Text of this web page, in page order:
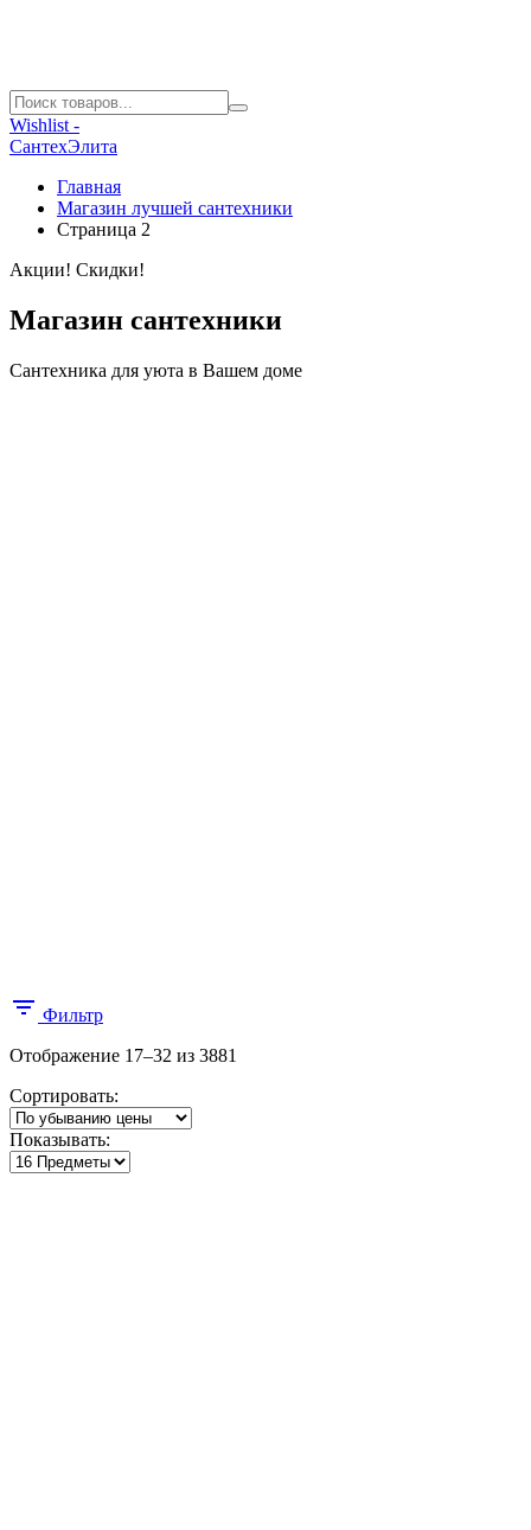
Wishlist -
СантехЭлита
Главная
Магазин лучшей сантехники
Страница 2
Акции! Скидки!
Магазин сантехники
Сантехника для уюта в Вашем доме
Фильтр
Отображение 17–32 из 3881
Сортировать:
Показывать: